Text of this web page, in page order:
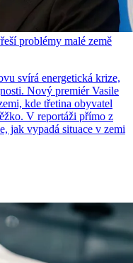
problémy malé země
svírá energetická krize,
Nový premiér Vasile
kde třetina obyvatel
V reportáži přímo z
jak vypadá situace v zemi